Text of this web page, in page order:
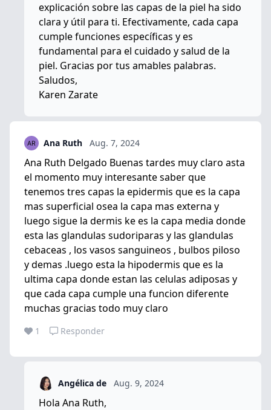
explicación sobre las capas de la piel ha sido
clara y útil para ti. Efectivamente, cada capa
cumple funciones específicas y es
fundamental para el cuidado y salud de la
piel. Gracias por tus amables palabras.
Saludos,
Karen Zarate
Ana Ruth Aug. 7, 2024
Ana Ruth Delgado Buenas tardes muy claro asta
el momento muy interesante saber que
tenemos tres capas la epidermis que es la capa
mas superficial osea la capa mas externa y
luego sigue la dermis ke es la capa media donde
esta las glandulas sudoriparas y las glandulas
cebaceas , los vasos sanguineos , bulbos piloso
y demas .luego esta la hipodermis que es la
ultima capa donde estan las celulas adiposas y
que cada capa cumple una funcion diferente
muchas gracias todo muy claro
1 Responder
Angélica de Aug. 9, 2024
Hola Ana Ruth,